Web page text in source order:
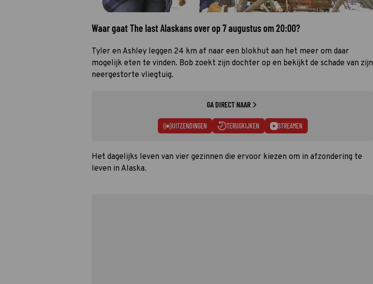
Waar gaat The last Alaskans over op 7 augustus om 20:00?
Tyler en Ashley leggen 24 km af naar een blokhut aan het meer om daar
mogelijk eten te vinden. Bob zoekt zijn dochter op en bekijkt de schade van zijn
neergestorte vliegtuig.
GA DIRECT NAAR
UITZENDINGEN TERUGKIJKEN STREAMEN
Het dagelijks leven van vier gezinnen die ervoor kiezen om in afzondering te
leven in Alaska.